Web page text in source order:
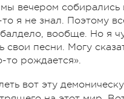
вечером собирались
я не знал. Поэтому
вообще. Но я
песни. Могу
то рождается».
вот эту